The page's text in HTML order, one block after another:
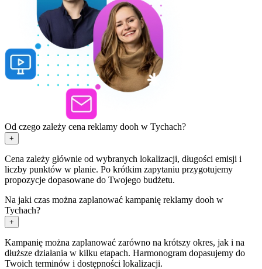
Od czego zależy cena reklamy dooh w Tychach?
+
Cena zależy głównie od wybranych lokalizacji, długości emisji i
liczby punktów w planie. Po krótkim zapytaniu przygotujemy
propozycje dopasowane do Twojego budżetu.
Na jaki czas można zaplanować kampanię reklamy dooh w
Tychach?
+
Kampanię można zaplanować zarówno na krótszy okres, jak i na
dłuższe działania w kilku etapach. Harmonogram dopasujemy do
Twoich terminów i dostępności lokalizacji.